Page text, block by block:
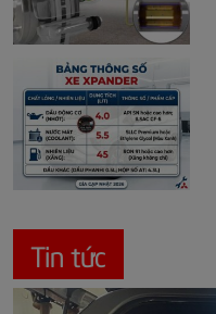
Tin tức